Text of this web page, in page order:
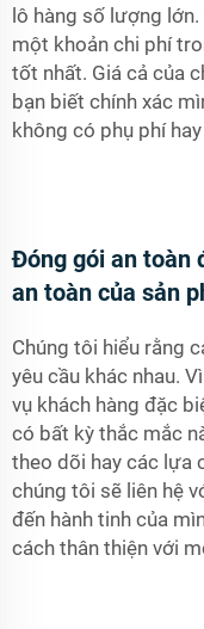
lô hàng số lượng
một khoản chi phí
tốt nhất. Giá cả của
bạn biết chính xác
không có phụ phí
Đóng gói an toàn
an toàn của sản
Chúng tôi hiểu rằng
yêu cầu khác nhau.
vụ khách hàng đặc
có bất kỳ thắc mắc
theo dõi hay các lựa
chúng tôi sẽ liên hệ
đến hành tinh của
cách thân thiện với